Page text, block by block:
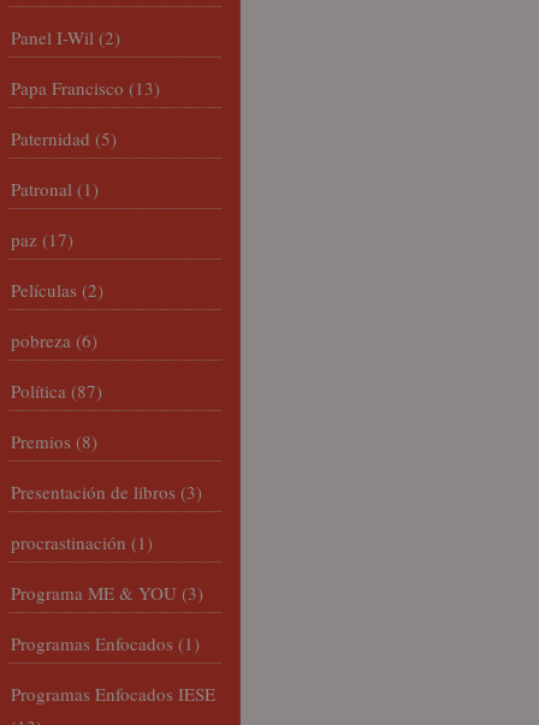
Panel I-Wil (2)
Papa Francisco (13)
Paternidad (5)
Patronal (1)
paz (17)
Películas (2)
pobreza (6)
Política (87)
Premios (8)
Presentación de libros (3)
procrastinación (1)
Programa ME & YOU (3)
Programas Enfocados (1)
Programas Enfocados IESE